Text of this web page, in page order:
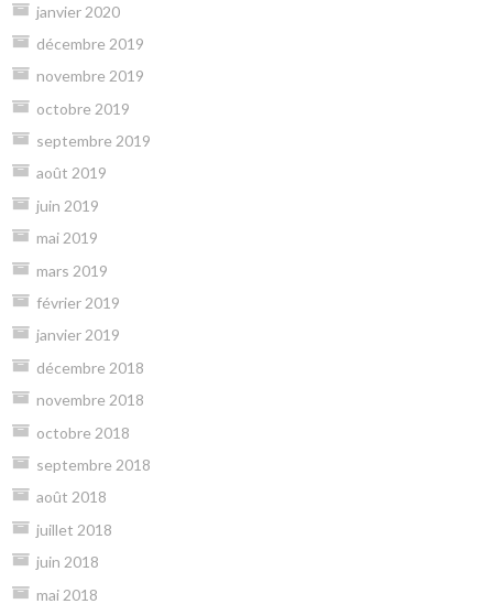
janvier 2020
décembre 2019
novembre 2019
octobre 2019
septembre 2019
août 2019
juin 2019
mai 2019
mars 2019
février 2019
janvier 2019
décembre 2018
novembre 2018
octobre 2018
septembre 2018
août 2018
juillet 2018
juin 2018
mai 2018